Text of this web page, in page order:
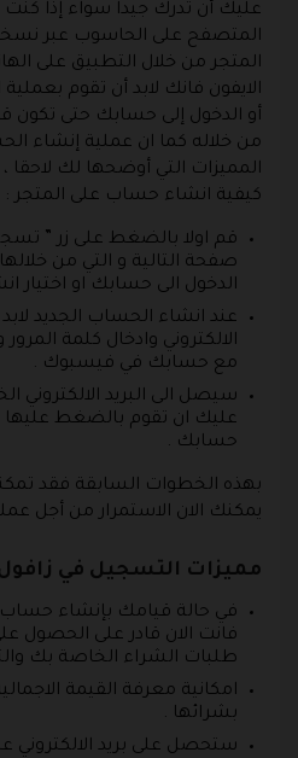
عليك أن تدرك جيدا سواء إذا
المتصفح على الحاسوب عبر نسخة
المتجر من خلال التطبيق على
الايفون فانك لابد أن تقوم
أو الدخول إلى حسابك حتى تكون
من خلاله كما ان عملية إنشاء
المميزات التي أوضحها لك لاحقا
كيفية انشاء حساب على المتجر :
قم اولا بالضغط على زر ”
صفحة التالية و التي من
الدخول الى حسابك او اختيار
عند انشاء الحساب الجديد لابد
الالكتروني وادخال كلمة
مع حسابك في فيسبوك .
سيصل الى البريد الالكتروني
عليك ان تقوم بالضغط
حسابك .
بهذه الخطوات السابقة فقد
يمكنك الان الاستمرار من أجل
مميزات التسجيل في
في حالة قيامك بإنشاء
فانت الان قادر على الحصول
طلبات الشراء الخاصة بك والتي قد
امكانية معرفة القيمة
بشرائها .
ستحصل على بريد الالكتروني